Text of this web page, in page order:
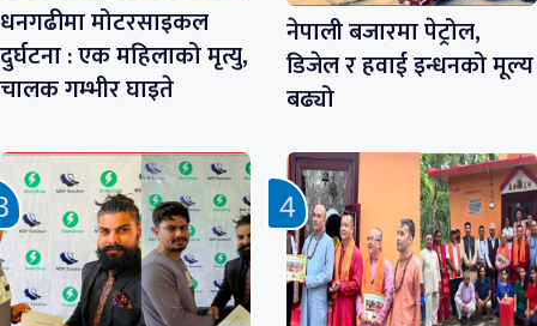
धनगढीमा मोटरसाइकल
दुर्घटना : एक महिलाको मृत्यु,
चालक गम्भीर घाइते
नेपाली बजारमा पेट्रोल,
डिजेल र हवाई इन्धनको मूल्य
बढ्यो